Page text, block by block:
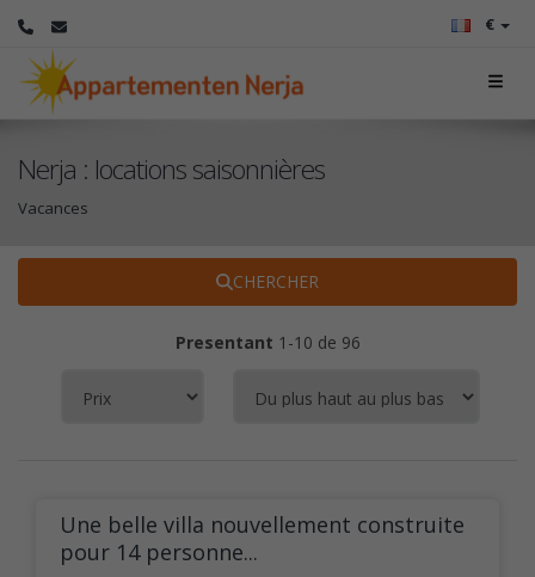
€
Nerja : locations saisonnières
Vacances
CHERCHER
Presentant 1-10 de 96
Une belle villa nouvellement construite
pour 14 personne...